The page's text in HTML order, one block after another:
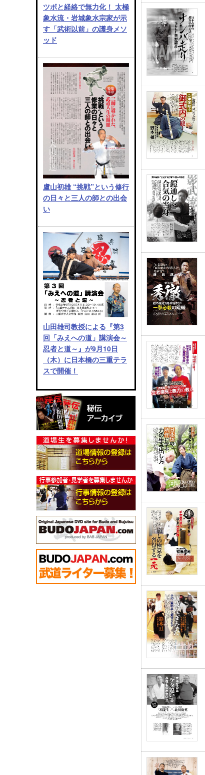
ツボと経絡で無力化！ 太極
象水流・岩城象水宗家が示
す「武術以前」の護身メソ
ッド
盧山初雄 “挑戦”という修行
の日々と三人の師との出会
い
山田雄司教授による『第3
回「みえへの道」講演会～
忍者と道～』が9月10日
（木）に日本橋の三重テラ
スで開催！